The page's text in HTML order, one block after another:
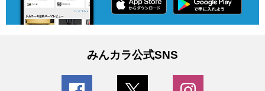
みんカラ公式SNS